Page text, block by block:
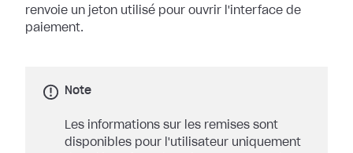
renvoie un jeton utilisé pour ouvrir l'interface de
paiement.
Note
Les informations sur les remises sont
disponibles pour l'utilisateur uniquement